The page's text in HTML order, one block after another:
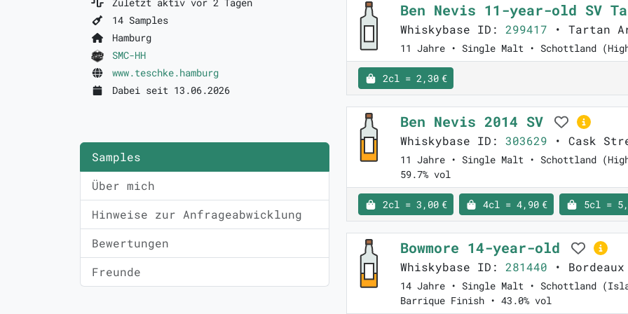
14 Samples
Hamburg
SMC-HH
www.teschke.hamburg
Dabei seit 13.06.2026
Samples
Über mich
Hinweise zur Anfrageabwicklung
Bewertungen
Freunde
Ben Nevis 11-year-old SV
Whiskybase ID: 299417 • Tartan
11 Jahre • Single Malt • Schottland
2cl = 2,30 €
Ben Nevis 2014 SV
Whiskybase ID: 303629 • Cask
11 Jahre • Single Malt • Schottland
59.7% vol
2cl = 3,00 € 4cl = 4,90 € 5cl =
Bowmore 14-year-old
Whiskybase ID: 281440 •
14 Jahre • Single Malt • Schottland
Barrique Finish • 43.0% vol